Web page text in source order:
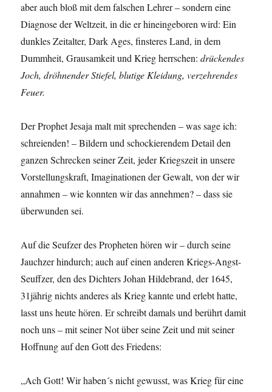
aber auch bloß mit dem falschen Lehrer – sondern eine
Diagnose der Weltzeit, in die er hineingeboren wird: Ein
dunkles Zeitalter, Dark Ages, finsteres Land, in dem
Dummheit, Grausamkeit und Krieg herrschen:drückendes
Joch, dröhnender Stiefel, blutige Kleidung, verzehrendes
Feuer.
Der Prophet Jesaja malt mit sprechenden – was sage ich:
schreienden! – Bildern und schockierendem Detail den
ganzen Schrecken seiner Zeit, jeder Kriegszeit in unsere
Vorstellungskraft, Imaginationen der Gewalt, von der wir
annahmen – wie konnten wir das annehmen? – dass sie
überwunden sei.
Auf die Seufzer des Propheten hören wir – durch seine
Jauchzer hindurch; auch auf einen anderen Kriegs-Angst-
Seuffzer, den des Dichters Johan Hildebrand, der 1645,
31jährig nichts anderes als Krieg kannte und erlebt hatte,
lasst uns heute hören. Er schreibt damals und berührt damit
noch uns – mit seiner Not über seine Zeit und mit seiner
Hoffnung auf den Gott des Friedens:
„Ach Gott! Wir haben´s nicht gewusst, was Krieg für eine